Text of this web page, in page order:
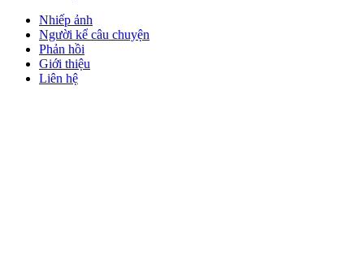
Nhiếp ảnh
Người kể câu chuyện
Phản hồi
Giới thiệu
Liên hệ